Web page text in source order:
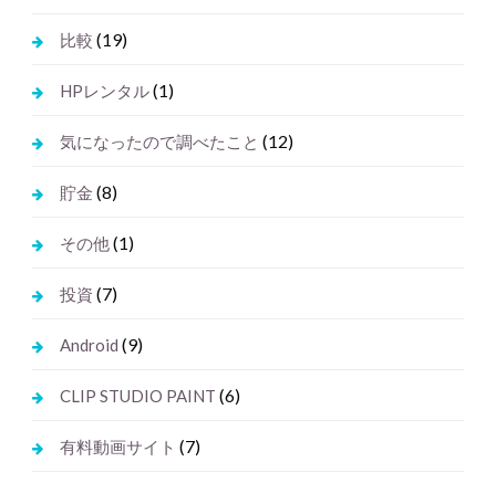
比較 (19)
HPレンタル(1)
気になったので調べたこと (12)
貯金 (8)
その他(1)
投資 (7)
Android (9)
CLIP STUDIO PAINT (6)
有料動画サイト (7)